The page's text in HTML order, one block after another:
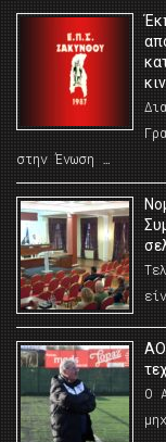
στην Ένωση …
ΑΟ
Ο